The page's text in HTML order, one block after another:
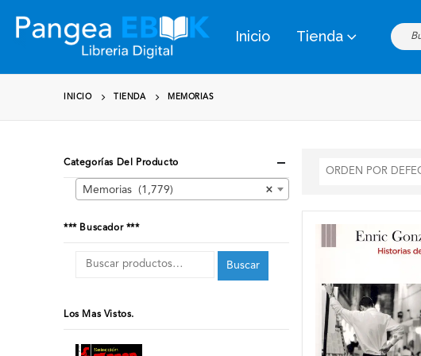
Inicio Tienda
INICIO TIENDA MEMORIAS
Categorías Del Producto
×
Memorias (1,779)
*** Buscador ***
Buscar
Los Mas Vistos.